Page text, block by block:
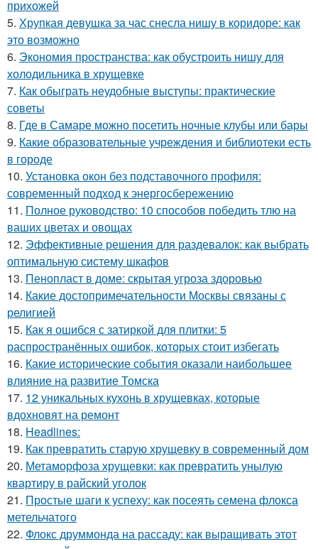
прихожей
5. Хрупкая девушка за час снесла нишу в коридоре: как
это возможно
6. Экономия пространства: как обустроить нишу для
холодильника в хрущевке
7. Как обыграть неудобные выступы: практические
советы
8. Где в Самаре можно посетить ночные клубы или бары
9. Какие образовательные учреждения и библиотеки есть
в городе
10. Установка окон без подставочного профиля:
современный подход к энергосбережению
11. Полное руководство: 10 способов победить тлю на
ваших цветах и овощах
12. Эффективные решения для раздевалок: как выбрать
оптимальную систему шкафов
13. Пенопласт в доме: скрытая угроза здоровью
14. Какие достопримечательности Москвы связаны с
религией
15. Как я ошибся с затиркой для плитки: 5
распространённых ошибок, которых стоит избегать
16. Какие исторические события оказали наибольшее
влияние на развитие Томска
17. 12 уникальных кухонь в хрущевках, которые
вдохновят на ремонт
18. Headlines:
19. Как превратить старую хрущевку в современный дом
20. Метаморфоза хрущевки: как превратить унылую
квартиру в райский уголок
21. Простые шаги к успеху: как посеять семена флокса
метельчатого
22. Флокс друммонда на рассаду: как выращивать этот